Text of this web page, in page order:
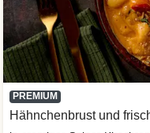
PREMIUM
Hähnchenbrust und